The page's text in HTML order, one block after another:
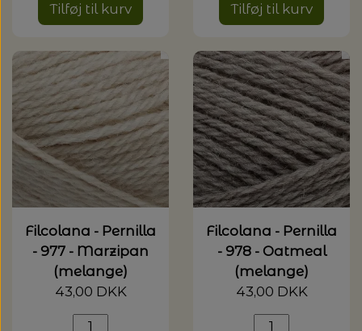
Tilføj til kurv Tilføj til kurv
Filcolana - Pernilla
- 977 - Marzipan
(melange)
43,00 DKK
Filcolana - Pernilla
- 978 - Oatmeal
(melange)
43,00 DKK